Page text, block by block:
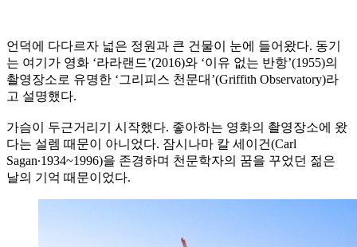
언덕에 다다르자 넓은 정원과 큰 건물이 눈에 들어왔다. 동기
는 여기가 영화 ‘라라랜드’(2016)와 ‘이유 없는 반항’(1955)의
촬영장소로 유명한 ‘그리피스 천문대’(Griffith Observatory)라
고 설명했다.
가슴이 두근거리기 시작했다. 좋아하는 영화의 촬영장소에 왔
다는 설렘 때문이 아니었다. 잠시나마 칼 세이건(Carl
Sagan∙1934~1996)을 존경하며 천문학자의 꿈을 꾸었던 젊은
날의 기억 때문이었다.